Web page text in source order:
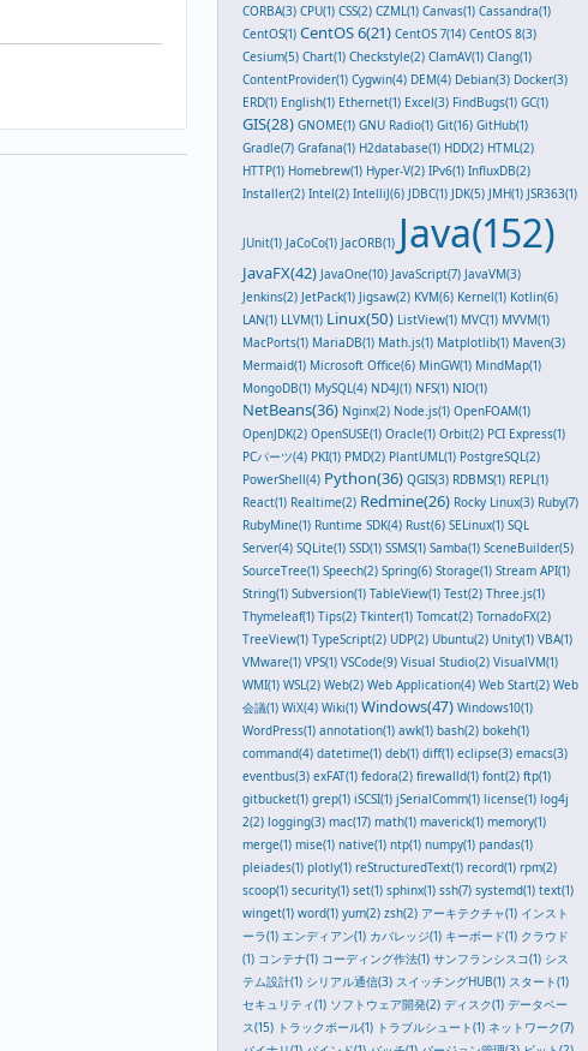
CORBA(3) CPU(1) CSS(2) CZML(1) Canvas(1) Cassandra(1)
CentOS(1) CentOS 6(21) CentOS 7(14) CentOS 8(3)
Cesium(5) Chart(1) Checkstyle(2) ClamAV(1) Clang(1)
ContentProvider(1) Cygwin(4) DEM(4) Debian(3) Docker(3)
ERD(1) English(1) Ethernet(1) Excel(3) FindBugs(1) GC(1)
GIS(28) GNOME(1) GNU Radio(1) Git(16) GitHub(1)
Gradle(7) Grafana(1) H2database(1) HDD(2) HTML(2)
HTTP(1) Homebrew(1) Hyper-V(2) IPv6(1) InfluxDB(2)
Installer(2) Intel(2) IntelliJ(6) JDBC(1) JDK(5) JMH(1) JSR363(1)
JUnit(1) JaCoCo(1) JacORB(1) Java(152)
JavaFX(42) JavaOne(10) JavaScript(7) JavaVM(3)
Jenkins(2) JetPack(1) Jigsaw(2) KVM(6) Kernel(1) Kotlin(6)
LAN(1) LLVM(1) Linux(50) ListView(1) MVC(1) MVVM(1)
MacPorts(1) MariaDB(1) Math.js(1) Matplotlib(1) Maven(3)
Mermaid(1) Microsoft Office(6) MinGW(1) MindMap(1)
MongoDB(1) MySQL(4) ND4J(1) NFS(1) NIO(1)
NetBeans(36) Nginx(2) Node.js(1) OpenFOAM(1)
OpenJDK(2) OpenSUSE(1) Oracle(1) Orbit(2) PCI Express(1)
PCパーツ(4) PKI(1) PMD(2) PlantUML(1) PostgreSQL(2)
PowerShell(4) Python(36) QGIS(3) RDBMS(1) REPL(1)
React(1) Realtime(2) Redmine(26) Rocky Linux(3) Ruby(7)
RubyMine(1) Runtime SDK(4) Rust(6) SELinux(1) SQL
Server(4) SQLite(1) SSD(1) SSMS(1) Samba(1) SceneBuilder(5)
SourceTree(1) Speech(2) Spring(6) Storage(1) Stream API(1)
String(1) Subversion(1) TableView(1) Test(2) Three.js(1)
Thymeleaf(1) Tips(2) Tkinter(1) Tomcat(2) TornadoFX(2)
TreeView(1) TypeScript(2) UDP(2) Ubuntu(2) Unity(1) VBA(1)
VMware(1) VPS(1) VSCode(9) Visual Studio(2) VisualVM(1)
WMI(1) WSL(2) Web(2) Web Application(4) Web Start(2) Web
会議(1) WiX(4) Wiki(1) Windows(47) Windows10(1)
WordPress(1) annotation(1) awk(1) bash(2) bokeh(1)
command(4) datetime(1) deb(1) diff(1) eclipse(3) emacs(3)
eventbus(3) exFAT(1) fedora(2) firewalld(1) font(2) ftp(1)
gitbucket(1) grep(1) iSCSI(1) jSerialComm(1) license(1) log4j
2(2) logging(3) mac(17) math(1) maverick(1) memory(1)
merge(1) mise(1) native(1) ntp(1) numpy(1) pandas(1)
pleiades(1) plotly(1) reStructuredText(1) record(1) rpm(2)
scoop(1) security(1) set(1) sphinx(1) ssh(7) systemd(1) text(1)
winget(1) word(1) yum(2) zsh(2) アーキテクチャ(1) インスト
ーラ(1) エンディアン(1) カバレッジ(1) キーボード(1) クラウド
(1) コンテナ(1) コーディング作法(1) サンフランシスコ(1) シス
テム設計(1) シリアル通信(3) スイッチングHUB(1) スタート(1)
セキュリティ(1) ソフトウェア開発(2) ディスク(1) データベー
ス(15) トラックボール(1) トラブルシュート(1) ネットワーク(7)